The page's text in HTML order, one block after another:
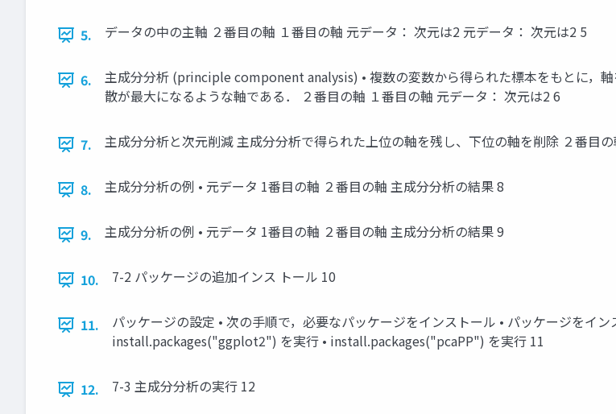
5. データの中の主軸 ２番目の軸 １番目の軸 元データ： 次元は2 元データ： 次元は2 5
6.
主成分分析 (principle component analysis) • 複数の変数から得られた標本をもとに，
散が最大になるような軸である． ２番目の軸 １番目の軸 元データ： 次元は2 6
7. 主成分分析と次元削減 主成分分析で得られた上位の軸を残し、下位の軸を削除 ２番目
8. 主成分分析の例 • 元データ 1番目の軸 ２番目の軸 主成分分析の結果 8
9. 主成分分析の例 • 元データ 1番目の軸 ２番目の軸 主成分分析の結果 9
10. 7-2 パッケージの追加インス トール 10
11.
パッケージの設定 • 次の手順で，必要なパッケージをインストール • パッケージをイ
install.packages("ggplot2") を実行 • install.packages("pcaPP") を実行 11
12. 7-3 主成分分析の実行 12